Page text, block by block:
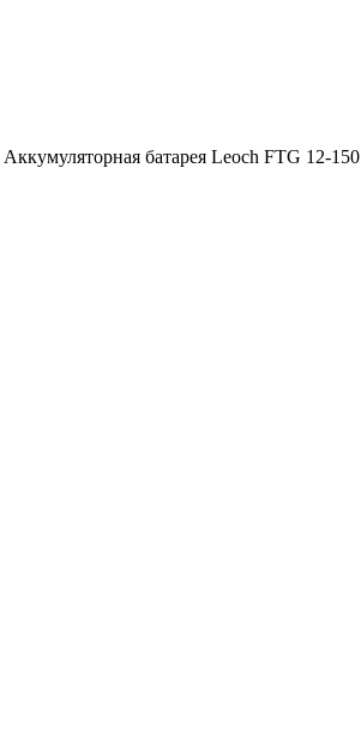
Аккумуляторная батарея Leoch FTG 12-150